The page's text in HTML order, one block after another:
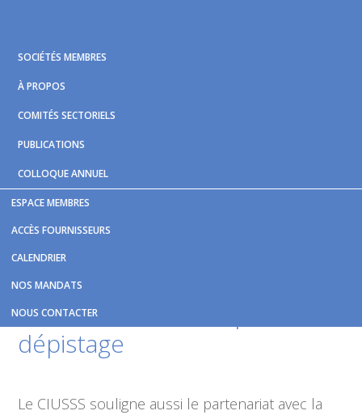
primary
navigation
main
content
footer
ESPACE MEMBRES
ACCÈS FOURNISSEURS
CALENDRIER
NOS MANDATS
NOUS CONTACTER
SOCIÉTÉS MEMBRES
À PROPOS
COMITÉS SECTORIELS
PUBLICATIONS
COLLOQUE ANNUEL
Vous êtes ici :Accueil
Un autobus de la
transformé en clinique de
dépistage
Le CIUSSS souligne aussi le partenariat avec la